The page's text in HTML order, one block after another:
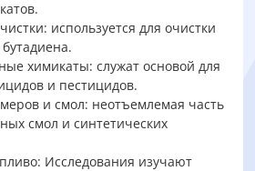
используется для очистки
химикаты: служат основой для
и пестицидов.
и смол: неотъемлемая часть
смол и синтетических
Исследования изучают